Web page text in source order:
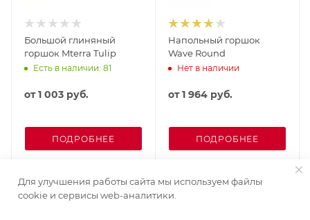
Большой глиняный
горшок Mterra Tulip
Есть в наличии: 81
от1 003 руб.
ПОДРОБНЕЕ
Напольный горшок
Wave Round
Нет в наличии
от1 964 руб.
ПОДРОБНЕЕ
Для улучшения работы сайта мы используем файлы
cookie и сервисы web-аналитики.